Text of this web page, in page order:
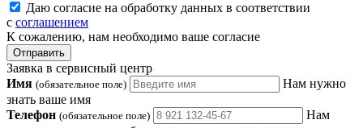
Даю согласие на обработку данных в соответствии
с соглашением
К сожалению, нам необходимо ваше согласие
Отправить
Заявка в сервисный центр
Имя (обязательное поле)
Нам нужно
знать ваше имя
Телефон (обязательное поле)
Нам